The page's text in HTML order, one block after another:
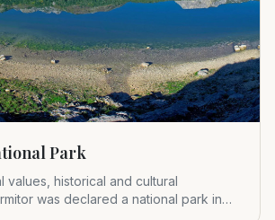
Park
values, historical and cultural
was declared a national park in